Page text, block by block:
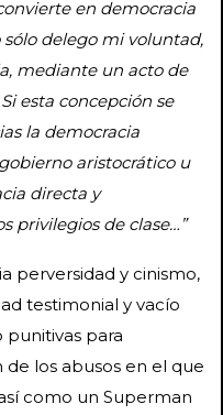
en democracia
sólo delego mi voluntad,
mediante un acto de
esta concepción se
la democracia
aristocrático u
directa y
privilegios de clase…”
perversidad y cinismo,
testimonial y vacío
punitivas para
los abusos en el que
como un Superman